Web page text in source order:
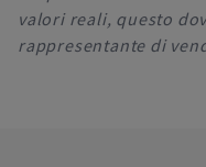
valori reali, questo
rappresentante di